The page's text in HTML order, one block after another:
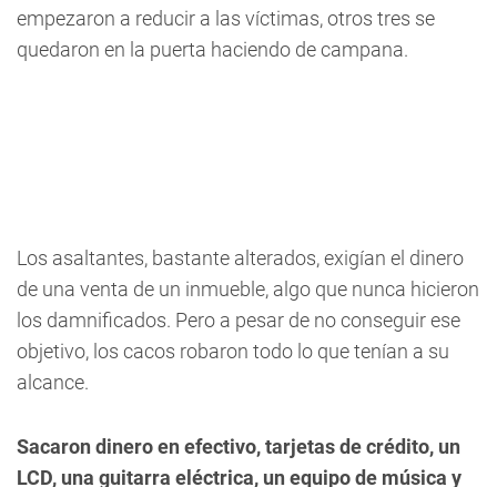
empezaron a reducir a las víctimas, otros tres se
quedaron en la puerta haciendo de campana.
Los asaltantes, bastante alterados, exigían el dinero
de una venta de un inmueble, algo que nunca hicieron
los damnificados. Pero a pesar de no conseguir ese
objetivo, los cacos robaron todo lo que tenían a su
alcance.
Sacaron dinero en efectivo, tarjetas de crédito, un
LCD, una guitarra eléctrica, un equipo de música y